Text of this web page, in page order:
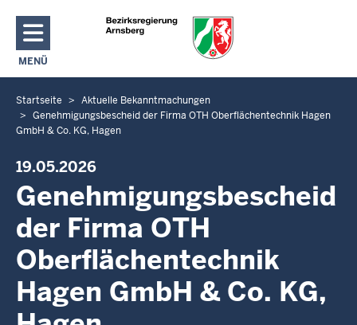
Direkt zum Inhalt
MENÜ
NAVIGATION AKTIVIEREN/DEAKTIVIEREN: HAUPTMENÜ
S
i
b
e
f
i
n
d
e
n
Startseite
Aktuelle Bekanntmachungen
Genehmigungsbescheid der Firma OTH Oberflächentechnik Hagen
GmbH & Co. KG, Hagen
19.05.2026
Genehmigungsbescheid
der Firma OTH
Oberflächentechnik
Hagen GmbH & Co. KG,